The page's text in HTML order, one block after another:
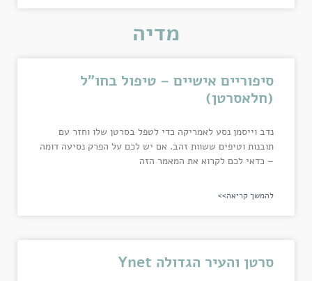
מדיה
סיפוריים אישיים – טיפול בחו"ל
(חלאסרטן)
נדב וייסמן נסע לאמריקה כדי לטפל בסרטן שלו וחזר עם
תובנות וטיפים ששוות זהב. אם יש לכם על הפרק נסיעה דומה
– כדאי לכם לקרוא את המאמר הזה
להמשך קריאה>>
סרטן והעיר הגדולה Ynet